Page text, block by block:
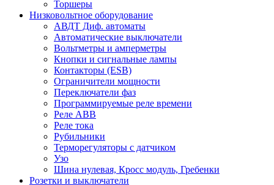
Торшеры
Низковольтное оборудование
АВДT Диф. автоматы
Автоматические выключатели
Вольтметры и амперметры
Кнопки и сигнальные лампы
Контакторы (ESB)
Ограничители мощности
Переключатели фаз
Программируемые реле времени
Реле ABB
Реле тока
Рубильники
Терморегуляторы с датчиком
Узо
Шина нулевая, Кросс модуль, Гребенки
Розетки и выключатели